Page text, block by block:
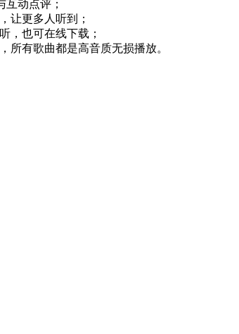
动点评；
让更多人听到；
，也可在线下载；
所有歌曲都是高音质无损播放。